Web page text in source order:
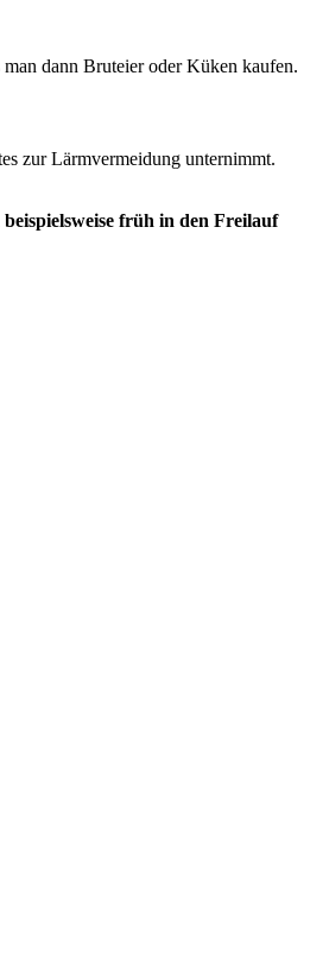
dann Bruteier oder Küken kaufen.
zur Lärmvermeidung unternimmt.
früh in den Freilauf